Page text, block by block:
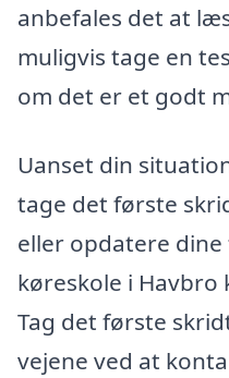
anbefales det at
muligvis tage en
om det er et godt
Uanset din
tage det første
eller opdatere
køreskole i
Tag det første
vejene ved at